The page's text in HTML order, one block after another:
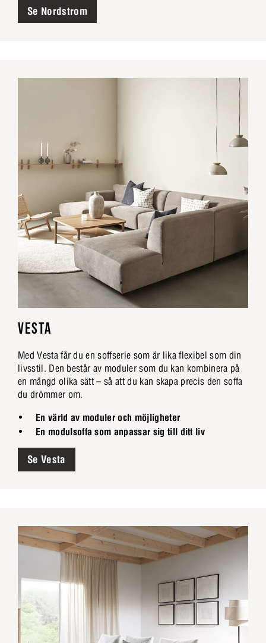
Se Nordstrom
VESTA
Med Vesta får du en soffserie som är lika flexibel som din
livsstil. Den består av moduler som du kan kombinera på
en mängd olika sätt – så att du kan skapa precis den soffa
du drömmer om.
En värld av moduler och möjligheter
En modulsoffa som anpassar sig till ditt liv
Se Vesta